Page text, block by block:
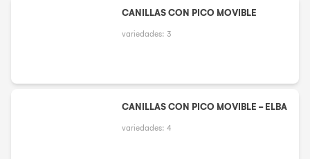
CANILLAS CON PICO MOVIBLE
variedades: 3
CANILLAS CON PICO MOVIBLE - ELBA
variedades: 4